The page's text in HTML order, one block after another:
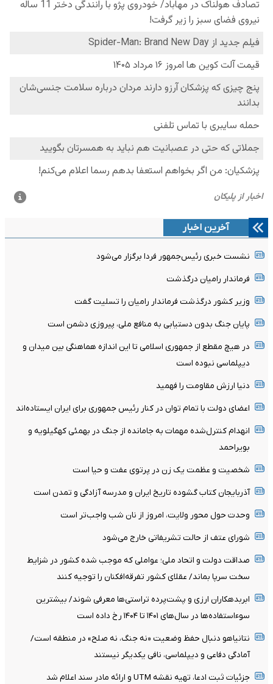
آخرین اخبار
نشست خبری رئیس‌جمهور فردا برگزار می‌شود
فرماندار رامیان درگذشت
وزیر کشور درگذشت فرماندار رامیان را تسلیت گفت
پایان جنگ بدون دستیابی به منافع ملی، پیروزی دشمن است
در هیچ مقطع از جمهوری اسلامی تا این اندازه هماهنگی بین میدان و
دیپلماسی نبوده است
دنیا ارزش مقاومت را فهمید
اعضای دولت با تمام توان در کنار رئیس جمهوری برای ایران ایستاده‌اند
انهدام کنترل‌شده مهمات به‌ جامانده از جنگ در بهمئی کهگیلویه و
بویراحمد
شخصیت و عظمت یک زن در پرتوی عفت و حیا است
آذربایجان کتاب گشوده تاریخ ایران و مدرسه آزادگی و تمدن است
وحدت حول محور ولایت، امروز از نان شب واجب‌تر است
شورای عتف از حالت تشریفاتی خارج می‌شود
صداقت دولت و اتحاد ملی؛ عواملی که موجب شده کشور در شزایط
سخت سرپا بماند/ عقلای کشور تفرقه‌افکنان را توجیه کنند
ابربدهکاران ارزی و پشت‌پرده تراستی‌ها معرفی شوند/ بیشترین
سوءاستفاده‌ها در سال‌های ۱۴۰۱ تا ۱۴۰۴ رخ داده است
نتانیاهو دنبال حفظ وضعیت «نه جنگ، نه صلح» در منطقه است/
آمادگی دفاعی و دیپلماسی، نافی یکدیگر نیستند
جزئیات ثبت ادعا، تهیه نقشه UTM و ارائه مادر سند اعلام شد